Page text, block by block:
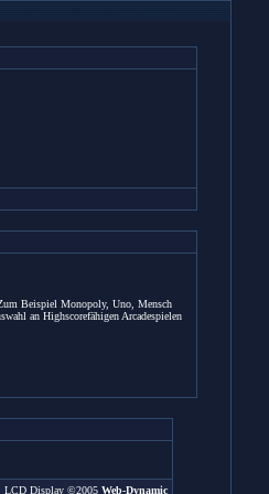
Beispiel Monopoly, Uno, Mensch
an Highscorefähigen Arcadespielen
LCD Display ©2005 Web-Dynamic